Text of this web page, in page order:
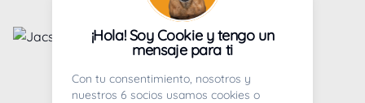
¡Hola! Soy Cookie y tengo un
mensaje para ti
Con tu consentimiento, nosotros y
nuestros 6 socios usamos cookies o